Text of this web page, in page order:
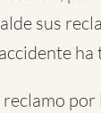
sus
ha
por